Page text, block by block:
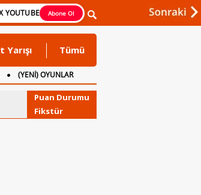
YOUTUBE Abone Ol
Yarışı Tümü
(YENİ) OYUNLAR
Puan Durumu
Fikstür